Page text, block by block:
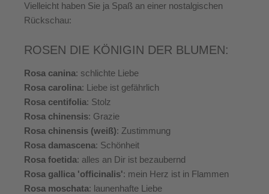
Vielleicht haben Sie ja Spaß an einer nostalgischen
Rückschau:
ROSEN DIE KÖNIGIN DER BLUMEN:
Rosa canina: schlichte Liebe
Rosa carolina: Liebe ist gefährlich
Rosa centifolia: Stolz
Rosa chinensis: Grazie
Rosa chinensis (weiß): Zustimmung
Rosa damascena: Schönheit
Rosa foetida: alles an Dir ist bezaubernd
Rosa gallica 'officinalis': mein Herz ist in Flammen
Rosa moschata: launenhafte Liebe